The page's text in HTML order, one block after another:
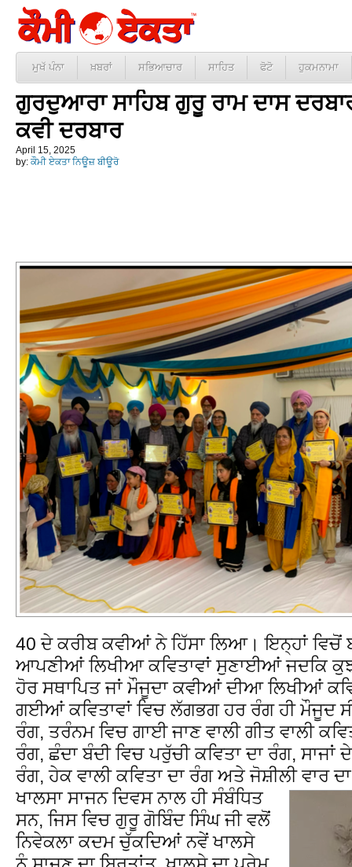
ਮੁਖੱ ਪੰਨਾ ਖ਼ਬਰਾਂ ਸਭਿਆਚਾਰ ਸਾਹਿਤ ਫੋਟੋ ਹੁਕਮਨਾਮਾ
ਗੁਰਦੁਆਰਾ ਸਾਹਿਬ ਗੁਰੂ ਰਾਮ ਦਾਸ
ਕਵੀ ਦਰਬਾਰ
April 15, 2025
by: ਕੌਮੀ ਏਕਤਾ ਨਿਊਜ਼ ਬੀਊਰੋ
40 ਦੇ ਕਰੀਬ ਕਵੀਆਂ ਨੇ ਹਿੱਸਾ ਲਿਆ। ਇਨ੍ਹਾਂ ਵਿਚੋਂ
ਆਪਣੀਆਂ ਲਿਖੀਆ ਕਵਿਤਾਵਾਂ ਸੁਣਾਈਆਂ ਜਦਕਿ ਕੁਝ
ਹੋਰ ਸਥਾਪਿਤ ਜਾਂ ਮੌਜੂਦਾ ਕਵੀਆਂ ਦੀਆ ਲਿਖੀਆਂ
ਗਈਆਂ ਕਵਿਤਾਵਾਂ ਵਿਚ ਲੱਗਭਗ ਹਰ ਰੰਗ ਹੀ ਮੌਜੂਦ ਸੀ
ਰੰਗ, ਤਰੰਨਮ ਵਿਚ ਗਾਈ ਜਾਣ ਵਾਲੀ ਗੀਤ ਵਾਲੀ
ਰੰਗ, ਛੰਦਾ ਬੰਦੀ ਵਿਚ ਪਰੁੱਚੀ ਕਵਿਤਾ ਦਾ ਰੰਗ, ਸਾਜਾਂ
ਰੰਗ, ਹੇਕ ਵਾਲੀ ਕਵਿਤਾ ਦਾ ਰੰਗ ਅਤੇ ਜੋਸ਼ੀਲੀ ਵਾਰ
ਖਾਲਸਾ ਸਾਜਨ ਦਿਵਸ ਨਾਲ ਹੀ ਸੰਬੰਧਿਤ
ਸਨ, ਜਿਸ ਵਿਚ ਗੁਰੂ ਗੋਬਿੰਦ ਸਿੰਘ ਜੀ ਵਲੋਂ
ਨਿਵੇਕਲਾ ਕਦਮ ਚੁੱਕਦਿਆਂ ਨਵੇਂ ਖਾਲਸੇ